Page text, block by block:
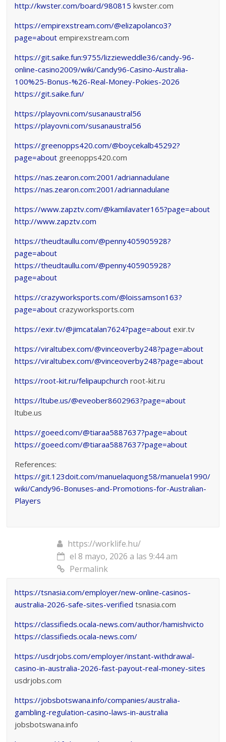
http://kwster.com/board/980815 kwster.com
https://empirexstream.com/@elizapolanco3?
page=about empirexstream.com
https://git.saike.fun:9755/lizzieweddle36/candy-96-
online-casino2009/wiki/Candy96-Casino-Australia-
100%25-Bonus-%26-Real-Money-Pokies-2026
https://git.saike.fun/
https://playovni.com/susanaustral56
https://playovni.com/susanaustral56
https://greenopps420.com/@boycekalb45292?
page=about greenopps420.com
https://nas.zearon.com:2001/adriannadulane
https://nas.zearon.com:2001/adriannadulane
https://www.zapztv.com/@kamilavater165?page=about
http://www.zapztv.com
https://theudtaullu.com/@penny405905928?
page=about
https://theudtaullu.com/@penny405905928?
page=about
https://crazyworksports.com/@loissamson163?
page=about crazyworksports.com
https://exir.tv/@jimcatalan7624?page=about exir.tv
https://viraltubex.com/@vinceoverby248?page=about
https://viraltubex.com/@vinceoverby248?page=about
https://root-kit.ru/felipaupchurch root-kit.ru
https://ltube.us/@eveober8602963?page=about
ltube.us
https://goeed.com/@tiaraa5887637?page=about
https://goeed.com/@tiaraa5887637?page=about
References:
https://git.123doit.com/manuelaquong58/manuela1990/
wiki/Candy96-Bonuses-and-Promotions-for-Australian-
Players
https://worklife.hu/
el 8 mayo, 2026 a las 9:44 am
Permalink
https://tsnasia.com/employer/new-online-casinos-
australia-2026-safe-sites-verified tsnasia.com
https://classifieds.ocala-news.com/author/hamishvicto
https://classifieds.ocala-news.com/
https://usdrjobs.com/employer/instant-withdrawal-
casino-in-australia-2026-fast-payout-real-money-sites
usdrjobs.com
https://jobsbotswana.info/companies/australia-
gambling-regulation-casino-laws-in-australia
jobsbotswana.info